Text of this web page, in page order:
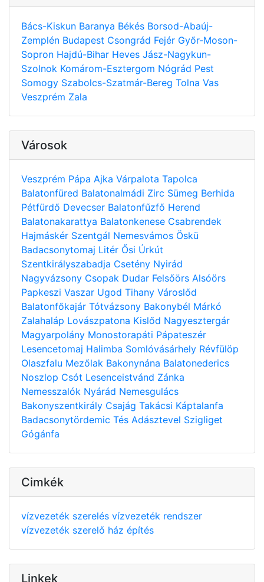
Bács-Kiskun Baranya Békés Borsod-Abaúj-
Zemplén Budapest Csongrád Fejér Győr-Moson-
Sopron Hajdú-Bihar Heves Jász-Nagykun-
Szolnok Komárom-Esztergom Nógrád Pest
Somogy Szabolcs-Szatmár-Bereg Tolna Vas
Veszprém Zala
Városok
Veszprém Pápa Ajka Várpalota Tapolca
Balatonfüred Balatonalmádi Zirc Sümeg Berhida
Pétfürdő Devecser Balatonfűzfő Herend
Balatonakarattya Balatonkenese Csabrendek
Hajmáskér Szentgál Nemesvámos Öskü
Badacsonytomaj Litér Ősi Úrkút
Szentkirályszabadja Csetény Nyirád
Nagyvázsony Csopak Dudar Felsőörs Alsóörs
Papkeszi Vaszar Ugod Tihany Városlőd
Balatonfőkajár Tótvázsony Bakonybél Márkó
Zalahaláp Lovászpatona Kislőd Nagyesztergár
Magyarpolány Monostorapáti Pápateszér
Lesencetomaj Halimba Somlóvásárhely Révfülöp
Olaszfalu Mezőlak Bakonynána Balatonederics
Noszlop Csót Lesenceistvánd Zánka
Nemesszalók Nyárád Nemesgulács
Bakonyszentkirály Csajág Takácsi Káptalanfa
Badacsonytördemic Tés Adásztevel Szigliget
Gógánfa
Cimkék
vízvezeték szerelés vízvezeték rendszer
vízvezeték szerelő ház építés
Linkek